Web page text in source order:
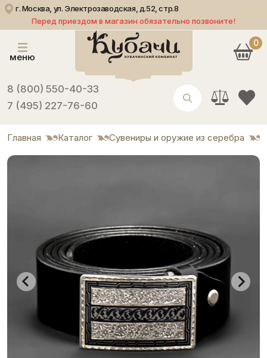
г. Москва, ул. Электрозаводская, д.52, стр.8
Перед приездом в магазин обязательно позвоните!
меню
8 (800) 550-40-33
7 (495) 227-76-60
0
Главная Каталог Сувениры и оружие из серебра